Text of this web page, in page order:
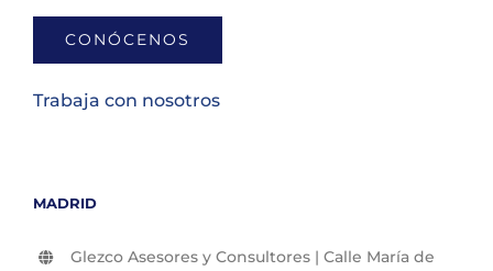
CONÓCENOS
Trabaja con nosotros
MADRID
Glezco Asesores y Consultores | Calle María de